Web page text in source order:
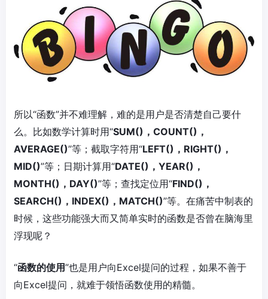
所以“函数”并不难理解，难的是用户是否清楚自己要什
么。比如数学计算时用“SUM()，COUNT()，
AVERAGE()”等；截取字符用“LEFT()，RIGHT()，
MID()”等；日期计算用“DATE()，YEAR()，
MONTH()，DAY()”等；查找定位用“FIND()，
SEARCH()，INDEX()，MATCH()”等。在痛苦中制表的
时候，这些功能强大而又简单实时的函数是否曾在脑海里
浮现呢？
“函数的使用”也是用户向Excel提问的过程，如果不善于
向Excel提问，就难于领悟函数使用的精髓。